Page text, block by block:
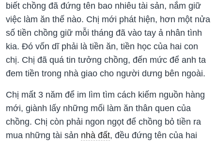
biết chồng đã đứng tên bao nhiêu tài sản, nắm giữ
việc làm ăn thế nào. Chị mới phát hiện, hơn một nửa
số tiền chồng giữ mỗi tháng đã vào tay ả nhân tình
kia. Đó vốn dĩ phải là tiền ăn, tiền học của hai con
chị. Chị đã quá tin tưởng chồng, đến mức để anh ta
đem tiền trong nhà giao cho người dưng bên ngoài.
Chị mất 3 năm để im lìm tìm cách kiếm nguồn hàng
mới, giành lấy những mối làm ăn thân quen của
chồng. Chị còn phải ngon ngọt để chồng bỏ tiền ra
mua những tài sản nhà đất, đều đứng tên của hai